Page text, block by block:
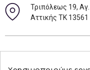
Τριπόλεως 19,
Αττικής ΤΚ 13561